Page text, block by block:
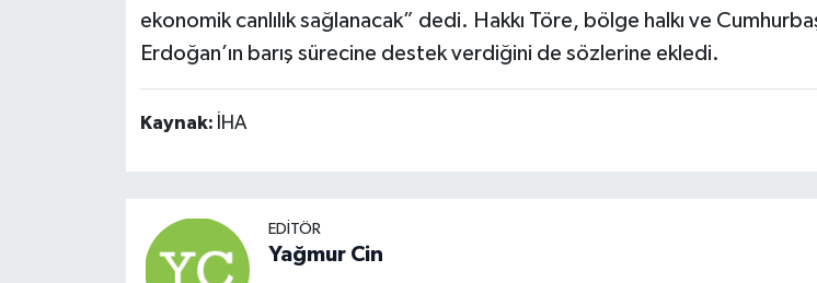
ekonomik canlılık sağlanacak” dedi. Hakkı Töre, bölge halkı ve
Erdoğan’ın barış sürecine destek verdiğini de sözlerine ekledi.
Kaynak: İHA
EDITÖR
Yağmur Cin